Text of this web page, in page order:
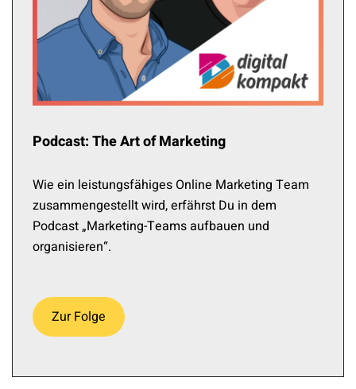
Podcast: The Art of Marketing
Wie ein leistungsfähiges Online Marketing Team
zusammengestellt wird, erfährst Du in dem
Podcast „Marketing-Teams aufbauen und
organisieren“.
Zur Folge